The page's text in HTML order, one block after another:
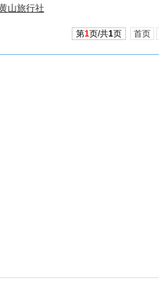
山旅行社
第1页/共1页 首页